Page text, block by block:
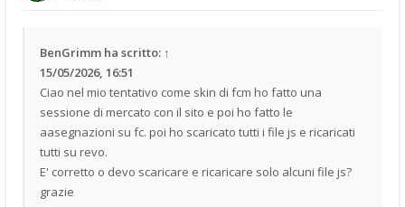
BenGrimm ha scritto: ↑
15/05/2026, 16:51
Ciao nel mio tentativo come skin di fcm ho fatto una
sessione di mercato con il sito e poi ho fatto le
aasegnazioni su fc. poi ho scaricato tutti i file js e ricaricati
tutti su revo.
E' corretto o devo scaricare e ricaricare solo alcuni file js?
grazie